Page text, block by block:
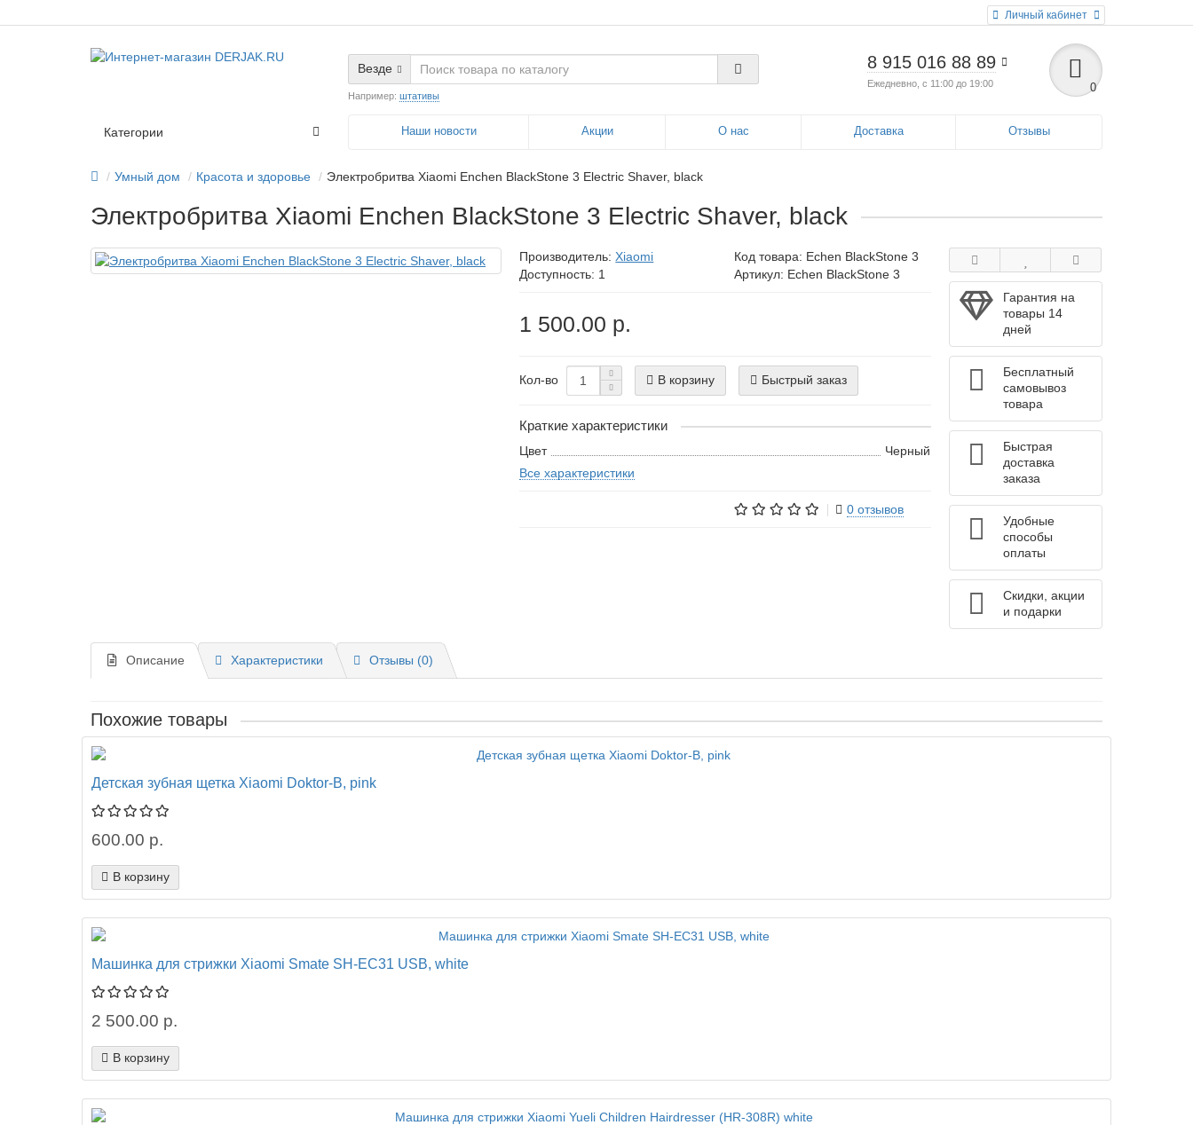
Личный кабинет
8 915 016 88 89
Ежедневно, с 11:00 до 19:00 0
Везде
Например: штативы
Наши новости Акции О нас Доставка Отзывы
Категории
Умный дом Красота и здоровье Электробритва Xiaomi Enchen BlackStone 3 Electric Shaver, black
Электробритва Xiaomi Enchen BlackStone 3 Electric Shaver, black
Производитель:Xiaomi Код товара: Echen BlackStone 3
Доступность: 1
Артикул: Echen BlackStone 3
1 500.00 р.
Кол-во В корзину Быстрый заказ
Краткие характеристики
Цвет
Черный
Все характеристики
0 отзывов
Гарантия на
товары 14
дней
Бесплатный
самовывоз
товара
Быстрая
доставка
заказа
Удобные
способы
оплаты
Скидки, акции
и подарки
Описание Характеристики Отзывы (0)
Похожие товары
Детская зубная щетка Xiaomi Doktor-B, pink
600.00 р.
В корзину
Машинка для стрижки Xiaomi Smate SH-EC31 USB, white
2 500.00 р.
В корзину